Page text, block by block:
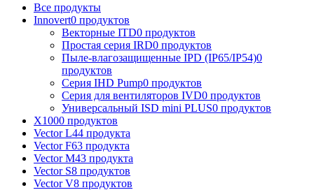
Все продукты
Innovert0 продуктов
Векторные ITD0 продуктов
Простая серия IRD0 продуктов
Пыле-влагозащищенные IPD (IP65/IP54)0
продуктов
Серия IHD Pump0 продуктов
Серия для вентиляторов IVD0 продуктов
Универсальный ISD mini PLUS0 продуктов
X1000 продуктов
Vector L44 продукта
Vector F63 продукта
Vector M43 продукта
Vector S8 продуктов
Vector V8 продуктов